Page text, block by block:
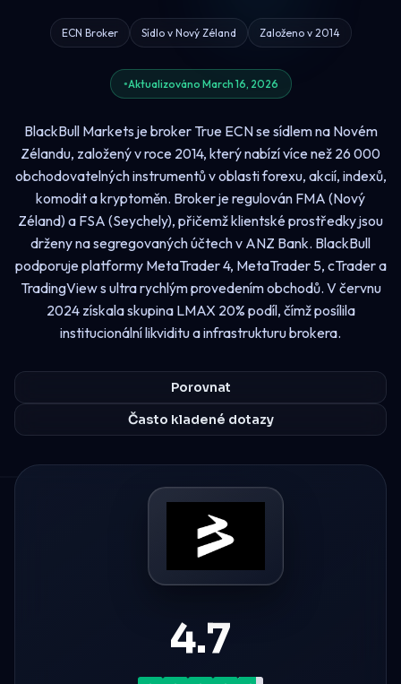
ECN Broker Sídlo v Nový Zéland Založeno v 2014
Aktualizováno March 16, 2026
BlackBull Markets je broker True ECN se sídlem na Novém
Zélandu, založený v roce 2014, který nabízí více než 26 000
obchodovatelných instrumentů v oblasti forexu, akcií, indexů,
komodit a kryptoměn. Broker je regulován FMA (Nový
Zéland) a FSA (Seychely), přičemž klientské prostředky jsou
drženy na segregovaných účtech v ANZ Bank. BlackBull
podporuje platformy MetaTrader 4, MetaTrader 5, cTrader a
TradingView s ultra rychlým provedením obchodů. V červnu
2024 získala skupina LMAX 20% podíl, čímž posílila
institucionální likviditu a infrastrukturu brokera.
Porovnat
Často kladené dotazy
4.7